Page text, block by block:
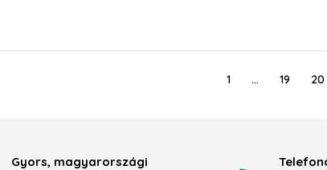
1 … 19 20
Gyors, magyarországi